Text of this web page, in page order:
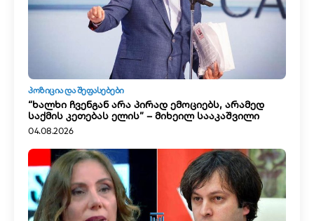
ᲞᲝᲖᲘᲪᲘᲐ ᲓᲐ ᲨᲔᲤᲐᲡᲔᲑᲔᲑᲘ
“ხალხი ჩვენგან არა პირად ემოციებს, არამედ
საქმის კეთებას ელის” – მიხეილ სააკაშვილი
04.08.2026